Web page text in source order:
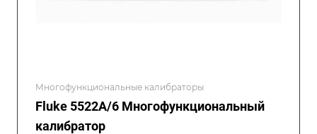
Многофункциональные калибраторы
Fluke 5522A/6 Многофункциональный
калибратор